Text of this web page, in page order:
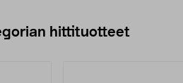
hittituotteet